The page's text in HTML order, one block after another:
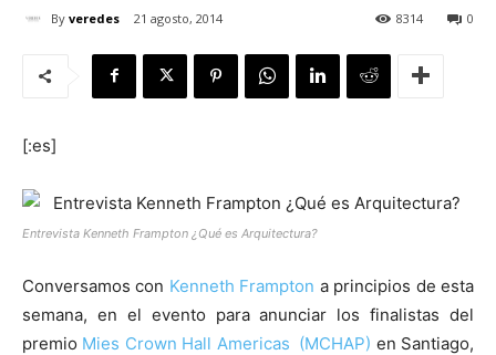
By veredes 21 agosto, 2014 0
8314
[:es]
Entrevista Kenneth Frampton ¿Qué es Arquitectura?
Conversamos con Kenneth Frampton a principios de esta
semana, en el evento para anunciar los finalistas del
premio Mies Crown Hall Americas (MCHAP) en Santiago,